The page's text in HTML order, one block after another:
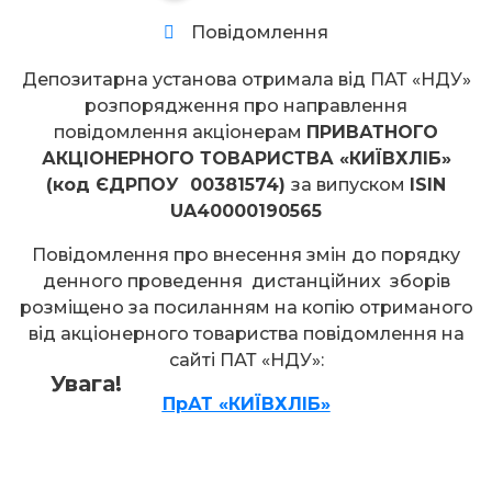
Повідомлення
Увага!
Депозитарна установа отримала від ПАТ «НДУ»
розпорядження про направлення
повідомлення акціонерам ПРИВАТНОГО
АКЦІОНЕРНОГО ТОВАРИСТВА «КИЇВХЛІБ»
(код ЄДРПОУ 00381574) за випуском ISIN
UA40000190565
Повідомлення про внесення змін до порядку
денного проведення дистанційних зборів
розміщено за посиланням на копію отриманого
від акціонерного товариства повідомлення на
сайті ПАТ «НДУ»:
ПрАТ «КИЇВХЛІБ»